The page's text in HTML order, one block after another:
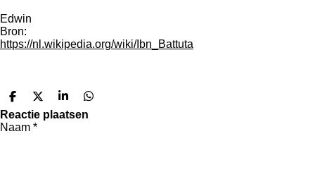
Edwin
Bron:
https://nl.wikipedia.org/wiki/Ibn_Battuta
D
e
l
e
D
e
e
S
h
D
e
Reactie plaatsen
Naam *